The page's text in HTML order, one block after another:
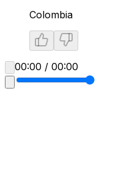
Colombia
00:00 / 00:00